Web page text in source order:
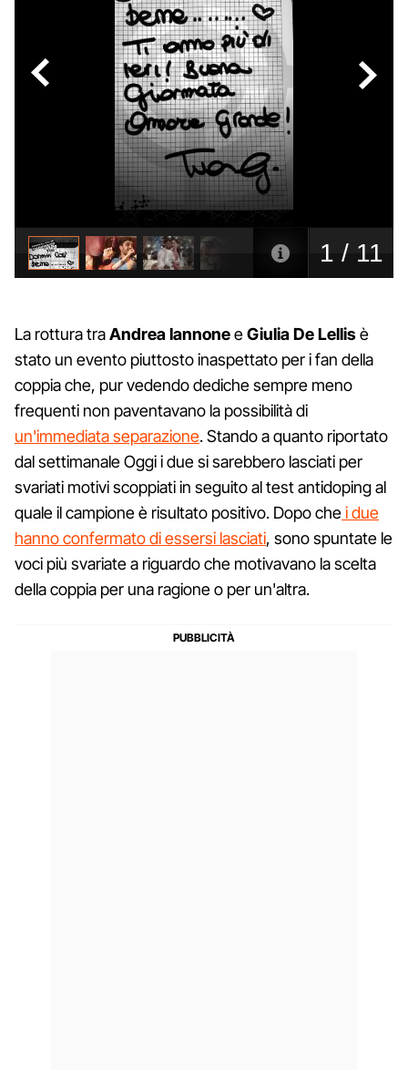
La rottura traAndrea IannoneeGiulia De Lellisè
stato un evento piuttosto inaspettato per i fan della
coppia che, pur vedendo dediche sempre meno
frequenti non paventavano la possibilità di
un'immediata separazione. Stando a quanto riportato
dal settimanale Oggi i due si sarebbero lasciati per
svariati motivi scoppiati in seguito al test antidoping al
quale il campione è risultato positivo. Dopo chei due
hanno confermato di essersi lasciati, sono spuntate le
voci più svariate a riguardo che motivavano la scelta
della coppia per una ragione o per un'altra.